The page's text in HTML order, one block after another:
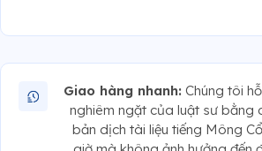
Giao hàng nhanh: Chúng tôi
nghiêm ngặt của luật sư bằng
bản dịch tài liệu tiếng Mông